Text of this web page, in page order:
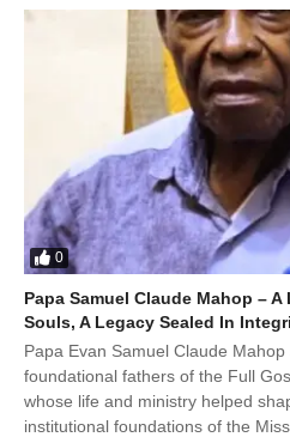
0
Papa Samuel Claude Mahop –
Souls, A Legacy Sealed In
Papa Evan Samuel Claude
foundational fathers of the Full
whose life and ministry helped
institutional foundations of the